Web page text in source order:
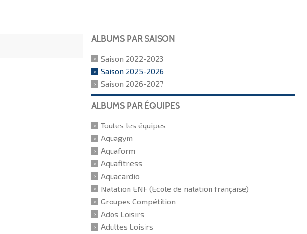
ALBUMS PAR SAISON
Saison 2022-2023
Saison 2025-2026
Saison 2026-2027
ALBUMS PAR ÉQUIPES
Toutes les équipes
Aquagym
Aquaform
Aquafitness
Aquacardio
Natation ENF (Ecole de natation française)
Groupes Compétition
Ados Loisirs
Adultes Loisirs